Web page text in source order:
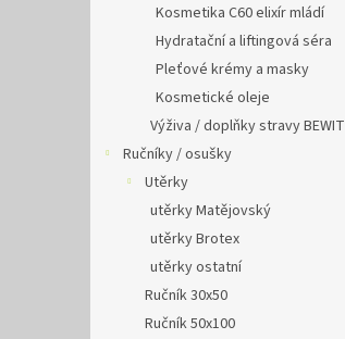
Kosmetika C60 elixír mládí
Hydratační a liftingová séra
Pleťové krémy a masky
Kosmetické oleje
Výživa / doplňky stravy BEWIT
Ručníky / osušky
Utěrky
utěrky Matějovský
utěrky Brotex
utěrky ostatní
Ručník 30x50
Ručník 50x100